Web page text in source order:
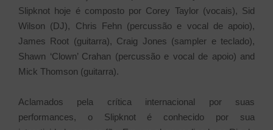
Slipknot hoje é composto por Corey Taylor (vocais), Sid
Wilson (DJ), Chris Fehn (percussão e vocal de apoio),
James Root (guitarra), Craig Jones (sampler e teclado),
Shawn ‘Clown’ Crahan (percussão e vocal de apoio) and
Mick Thomson (guitarra).
Aclamados pela crítica internacional por suas
performances, o Slipknot é conhecido por sua